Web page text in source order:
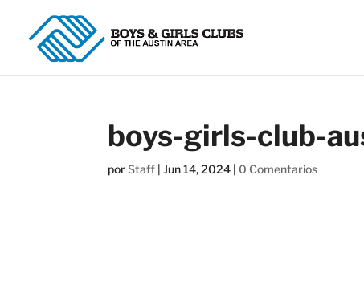
boys-girls-club-
porStaff |Jun 14, 2024 | 0 Comentarios